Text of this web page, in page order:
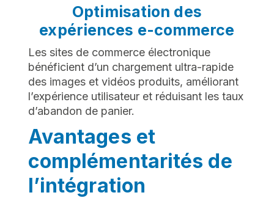
Optimisation des
expériences e-commerce
Les sites de commerce électronique
bénéficient d’un chargement ultra-rapide
des images et vidéos produits, améliorant
l’expérience utilisateur et réduisant les taux
d’abandon de panier.
Avantages et
complémentarités de
l’intégration